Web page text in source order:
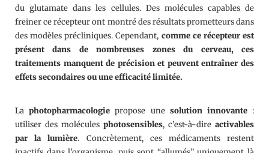
du glutamate dans les cellules. Des molécules capables de
freiner ce récepteur ont montré des résultats prometteurs dans
des modèles précliniques. Cependant, comme ce récepteur est
présent dans de nombreuses zones du cerveau, ces
traitements manquent de précision et peuvent entraîner des
effets secondaires ou une efficacité limitée.
Laphotopharmacologie propose une solution innovante:
utiliser des molécules photosensibles, c’est-à-dire activables
par la lumière. Concrètement, ces médicaments restent